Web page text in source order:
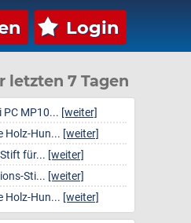
Login
letzten 7 Tagen
PC MP10... [weiter]
Holz-Hun... [weiter]
für... [weiter]
Sti... [weiter]
Holz-Hun... [weiter]